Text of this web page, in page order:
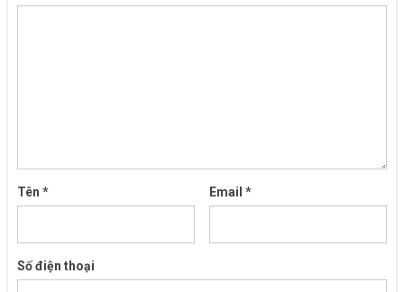
Tên* Email*
Số điện thoại